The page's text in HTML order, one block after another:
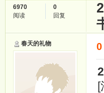
6970
阅读
0
回复
春天的礼物 0
[